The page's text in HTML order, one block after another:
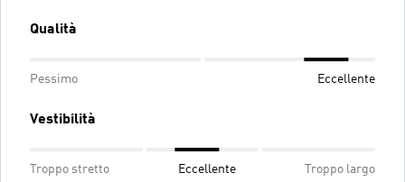
Qualità
Pessimo Eccellente
Vestibilità
Troppo stretto Eccellente Troppo largo